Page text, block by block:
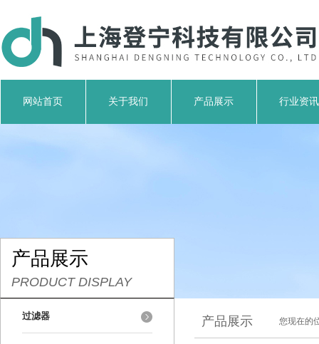
网站首页 关于我们 产品展示 行业资讯
产品展示
PRODUCT DISPLAY
过滤器 产品展示 您现在的